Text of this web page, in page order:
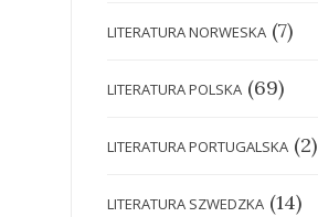
LITERATURA NORWESKA (7)
LITERATURA POLSKA (69)
LITERATURA PORTUGALSKA (2)
LITERATURA SZWEDZKA (14)